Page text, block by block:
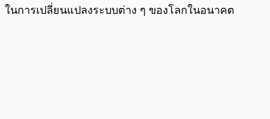
ในการเปลี่ยนแปลงระบบต่าง ๆ ของโลกในอนาคต